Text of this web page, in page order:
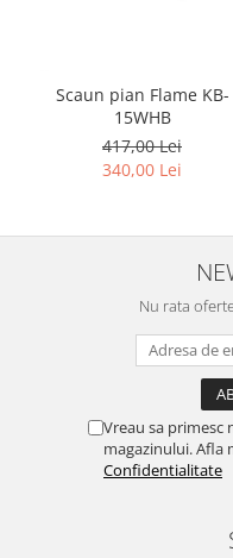
Scaun pian Flame KB-
15WHB
417,00 Lei
340,00 Lei
Nu rata
Vreau sa
magazinului. Afla
Confidentialitate